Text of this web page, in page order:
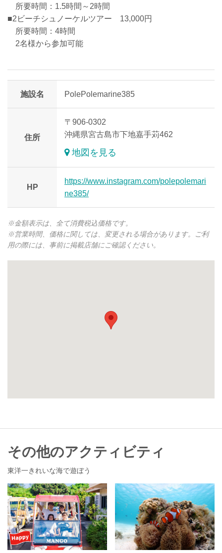
所要時間：1.5時間～2時間
■2ビーチシュノーケルツアー 13,000円
所要時間：4時間
2名様から参加可能
施設名 PolePolemarine385
住所
〒906-0302
沖縄県宮古島市下地嘉手苅462
地図を見る
HP
https://www.instagram.com/polepolemari
ne385/
※金額表示は、全て消費税込価格です。
※営業時間、価格に関しては、変更される場合があります。ご利
用の際には、事前に掲載店舗にご確認ください。
その他のアクティビティ
東洋一きれいな海で遊ぼう